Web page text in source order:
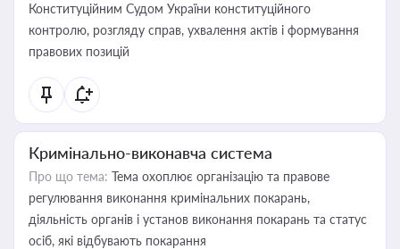
Конституційним Судом України конституційного
контролю, розгляду справ, ухвалення актів і формування
правових позицій
Кримінально-виконавча система
Про що тема: Тема охоплює організацію та правове
регулювання виконання кримінальних покарань,
діяльність органів і установ виконання покарань та статус
осіб, які відбувають покарання